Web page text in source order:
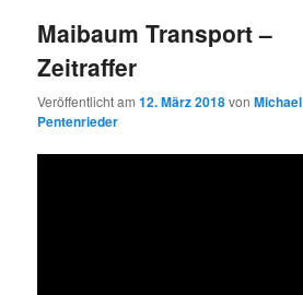
Maibaum Transport –
Zeitraffer
Veröffentlicht am12. März 2018vonMichael
Pentenrieder